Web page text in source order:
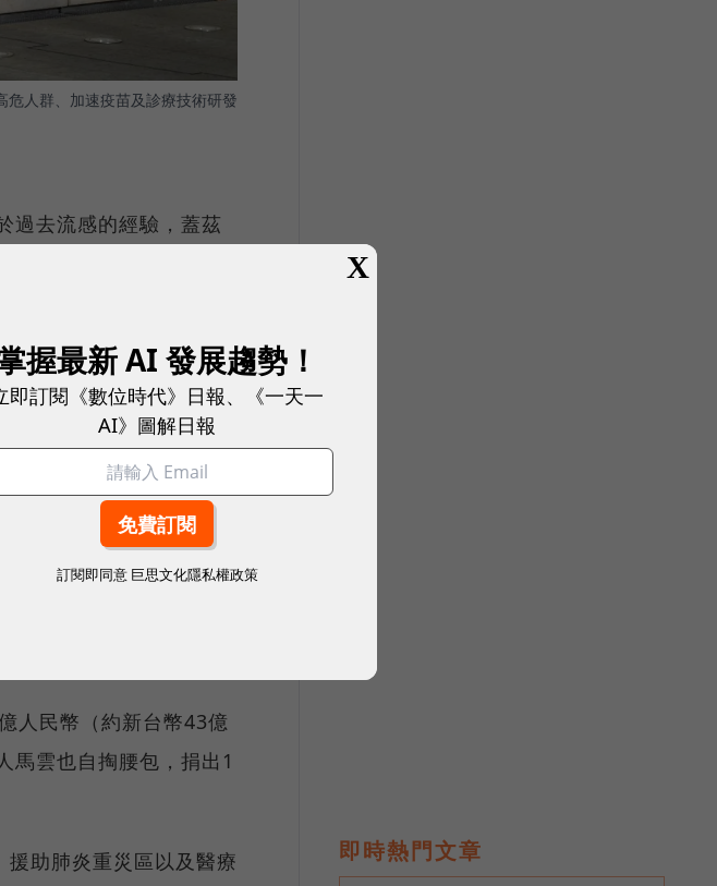
人群、加速疫苗及診療技術研發
過去流感的經驗，蓋茲
當的防疫措施。而其餘
研究與開發，從長期角
全球應共同努力遏止新
具減緩疫情，同時，他
各方企業都出了不少
人民幣（約新台幣43億
馬雲也自掏腰包，捐出1
助肺炎重災區以及醫療
即時熱門文章
X
握最新 AI 發展趨勢！
即訂閱《數位時代》日報、《一天一
AI》圖解日報
訂閱即同意 巨思文化隱私權政策